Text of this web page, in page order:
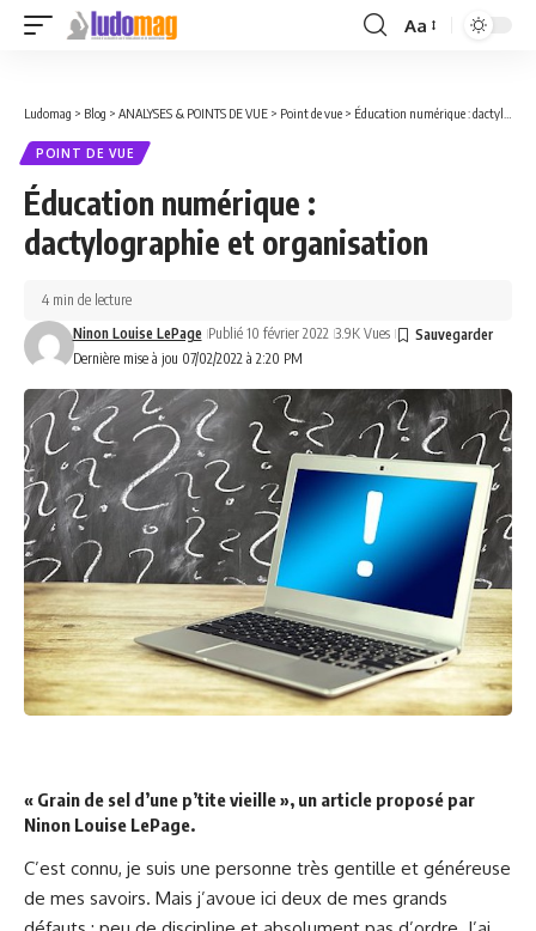
Font
Aa
Ludomag > Blog > ANALYSES & POINTS DE VUE > Point de vue > Éducation numérique : dactylographie et organisation
POINT DE VUE
Éducation numérique :
dactylographie et organisation
Dernière mise à jou 07/02/2022 à 2:20 PM
Ninon Louise LePage Publié 10 février 2022 3.9K Vues
4 min de lecture
« Grain de sel d’une p’tite vieille », un article proposé par
Ninon Louise LePage.
C’est connu, je suis une personne très gentille et généreuse
de mes savoirs. Mais j’avoue ici deux de mes grands